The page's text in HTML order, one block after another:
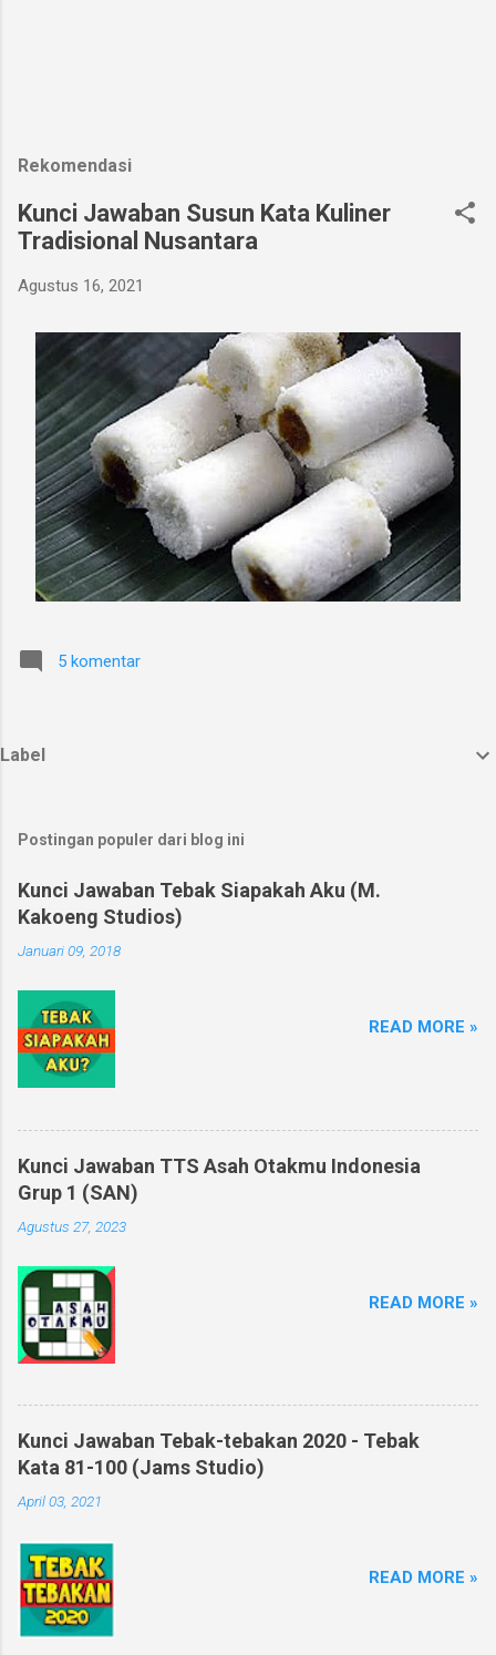
Rekomendasi
Kunci Jawaban Susun Kata Kuliner
Tradisional Nusantara
Agustus 16, 2021
5 komentar
Label
Postingan populer dari blog ini
Kunci Jawaban Tebak Siapakah Aku (M.
Kakoeng Studios)
Januari 09, 2018
READ MORE »
Kunci Jawaban TTS Asah Otakmu Indonesia
Grup 1 (SAN)
Agustus 27, 2023
READ MORE »
Kunci Jawaban Tebak-tebakan 2020 - Tebak
Kata 81-100 (Jams Studio)
April 03, 2021
READ MORE »